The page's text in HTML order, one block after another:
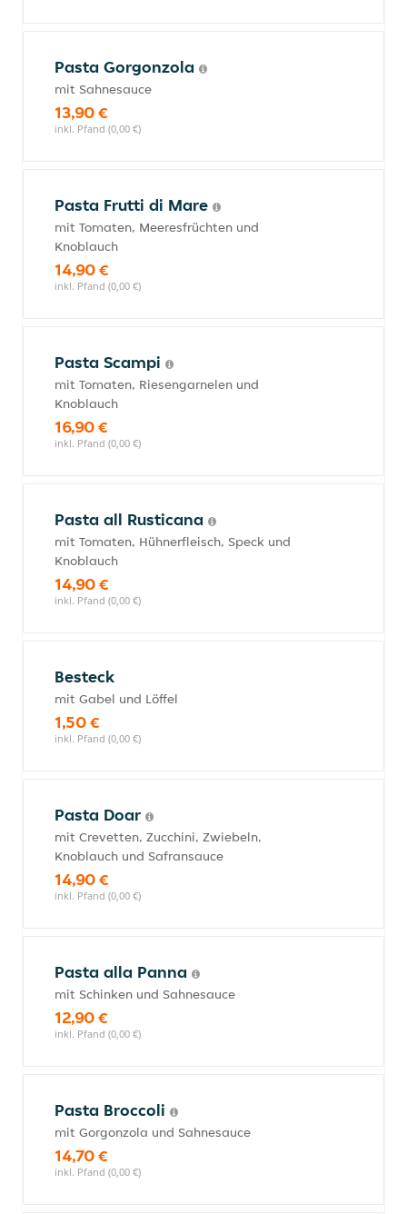
Pasta Gorgonzola
mit Sahnesauce
13,90 €
inkl. Pfand (0,00 €)
Pasta Frutti di Mare
mit Tomaten, Meeresfrüchten und
Knoblauch
14,90 €
inkl. Pfand (0,00 €)
Pasta Scampi
mit Tomaten, Riesengarnelen und
Knoblauch
16,90 €
inkl. Pfand (0,00 €)
Pasta all Rusticana
mit Tomaten, Hühnerfleisch, Speck und
Knoblauch
14,90 €
inkl. Pfand (0,00 €)
Besteck
mit Gabel und Löffel
1,50 €
inkl. Pfand (0,00 €)
Pasta Doar
mit Crevetten, Zucchini, Zwiebeln,
Knoblauch und Safransauce
14,90 €
inkl. Pfand (0,00 €)
Pasta alla Panna
mit Schinken und Sahnesauce
12,90 €
inkl. Pfand (0,00 €)
Pasta Broccoli
mit Gorgonzola und Sahnesauce
14,70 €
inkl. Pfand (0,00 €)